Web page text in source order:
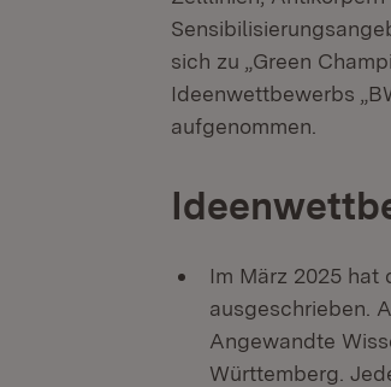
sich zu „Green
Ideenwettbewerbs
aufgenommen.
Im März 2025 hat
ausgeschrieben.
Angewandte
Württemberg.